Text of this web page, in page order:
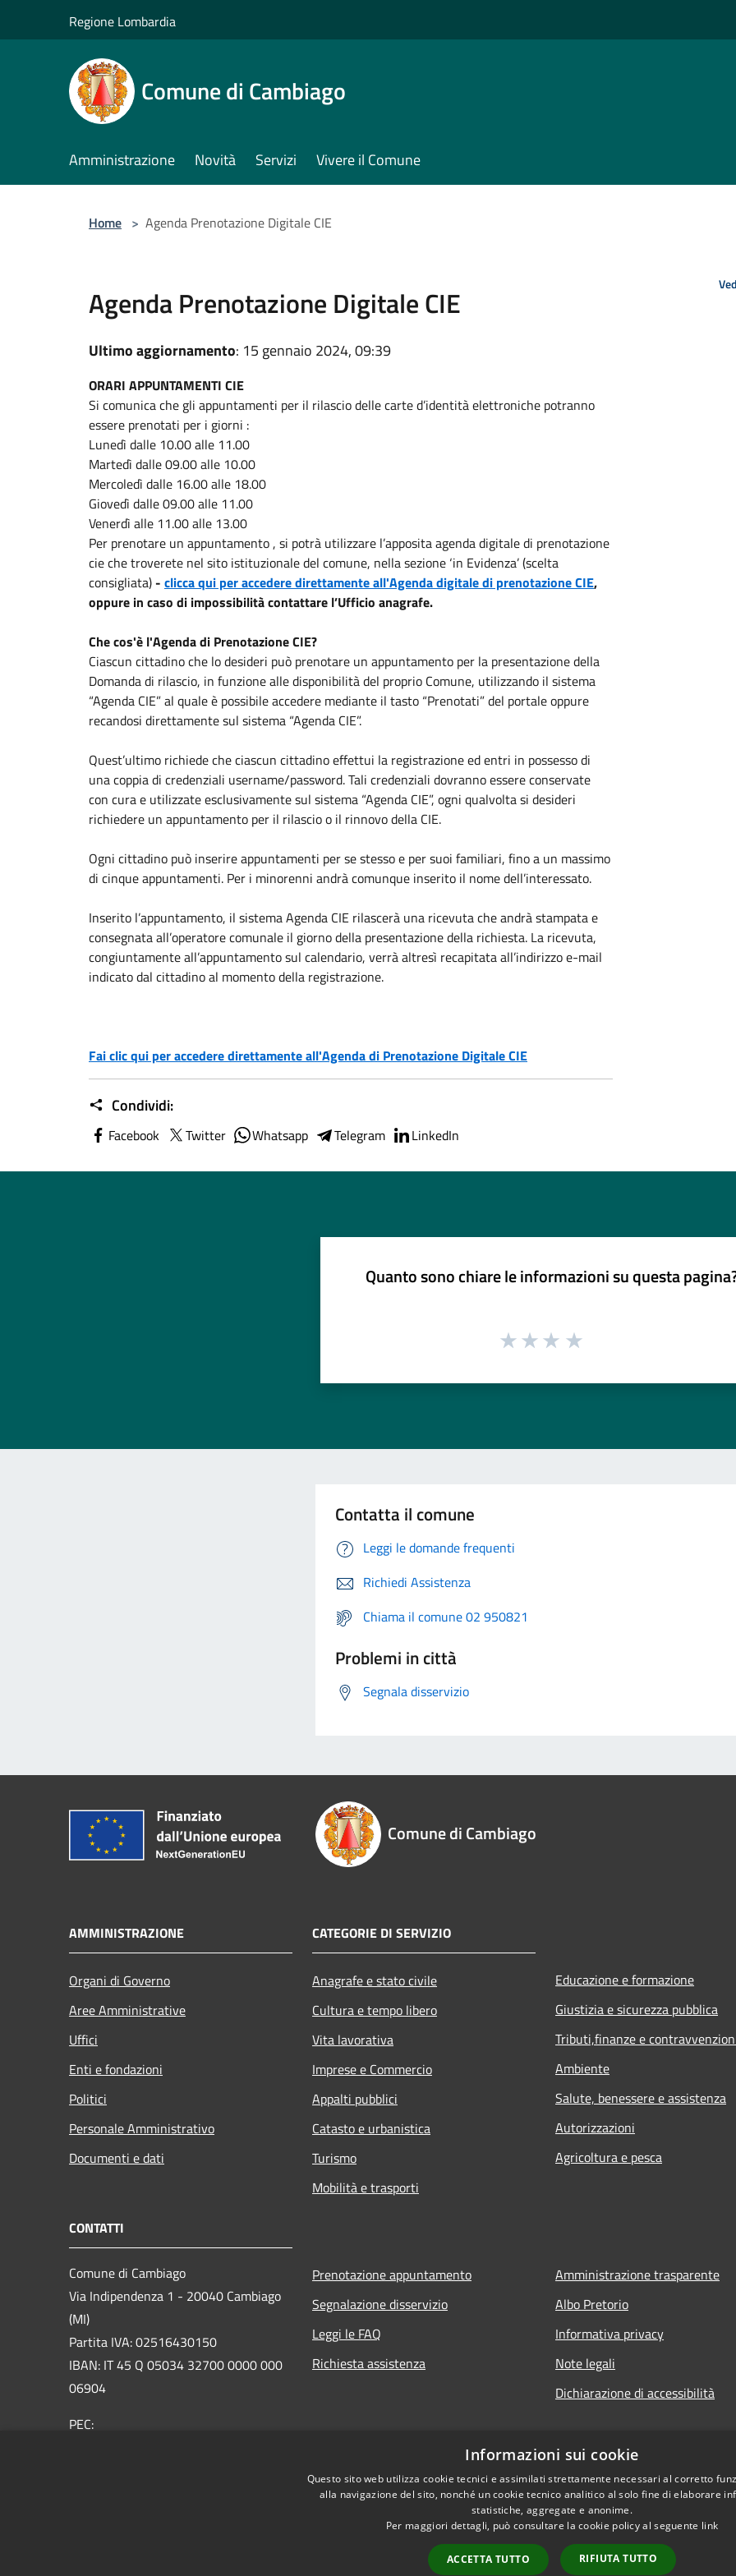
Regione Lombardia
Comune di Cambiago
Amministrazione Novità Servizi Vivere il Comune
Home > Agenda Prenotazione Digitale CIE
Agenda Prenotazione Digitale CIE
Ultimo aggiornamento: 15 gennaio 2024, 09:39
ORARI APPUNTAMENTI CIE
Si comunica che gli appuntamenti per il rilascio delle carte d’identità elettroniche potranno
essere prenotati per i giorni :
Lunedì dalle 10.00 alle 11.00
Martedì dalle 09.00 alle 10.00
Mercoledì dalle 16.00 alle 18.00
Giovedì dalle 09.00 alle 11.00
Venerdì alle 11.00 alle 13.00
Per prenotare un appuntamento , si potrà utilizzare l’apposita agenda digitale di prenotazione
cie che troverete nel sito istituzionale del comune, nella sezione ‘in Evidenza’ (scelta
consigliata)- clicca qui per accedere direttamente all'Agenda digitale di prenotazione CIE,
oppure in caso di impossibilità contattare l’Ufficio anagrafe.
Che cos'è l'Agenda di Prenotazione CIE?
Ciascun cittadino che lo desideri può prenotare un appuntamento per la presentazione della
Domanda di rilascio, in funzione alle disponibilità del proprio Comune, utilizzando il sistema
“Agenda CIE” al quale è possibile accedere mediante il tasto “Prenotati” del portale oppure
recandosi direttamente sul sistema “Agenda CIE”.
Quest’ultimo richiede che ciascun cittadino effettui la registrazione ed entri in possesso di
una coppia di credenziali username/password. Tali credenziali dovranno essere conservate
con cura e utilizzate esclusivamente sul sistema “Agenda CIE”, ogni qualvolta si desideri
richiedere un appuntamento per il rilascio o il rinnovo della CIE.
Ogni cittadino può inserire appuntamenti per se stesso e per suoi familiari, fino a un massimo
di cinque appuntamenti. Per i minorenni andrà comunque inserito il nome dell’interessato.
Inserito l’appuntamento, il sistema Agenda CIE rilascerà una ricevuta che andrà stampata e
consegnata all’operatore comunale il giorno della presentazione della richiesta. La ricevuta,
congiuntamente all’appuntamento sul calendario, verrà altresì recapitata all’indirizzo e-mail
indicato dal cittadino al momento della registrazione.
Fai clic qui per accedere direttamente all'Agenda di Prenotazione Digitale CIE
Condividi:
Facebook Twitter Whatsapp Telegram LinkedIn
Quanto sono chiare le informazioni su questa
Contatta il comune
Leggi le domande frequenti
Richiedi Assistenza
Chiama il comune 02 950821
Problemi in città
Segnala disservizio
Comune di Cambiago
AMMINISTRAZIONE
Organi di Governo
Aree Amministrative
Uffici
Enti e fondazioni
Politici
Personale Amministrativo
Documenti e dati
CATEGORIE DI SERVIZIO
Anagrafe e stato civile
Cultura e tempo libero
Vita lavorativa
Imprese e Commercio
Appalti pubblici
Catasto e urbanistica
Turismo
Mobilità e trasporti
Educazione e formazione
Giustizia e sicurezza pubblica
Tributi,finanze e
Ambiente
Salute, benessere e assistenza
Autorizzazioni
Agricoltura e pesca
CONTATTI
Comune di Cambiago
Via Indipendenza 1 - 20040 Cambiago
(MI)
Partita IVA: 02516430150
IBAN: IT 45 Q 05034 32700 0000 000
06904
PEC:
Prenotazione appuntamento
Segnalazione disservizio
Leggi le FAQ
Richiesta assistenza
Amministrazione trasparente
Albo Pretorio
Informativa privacy
Note legali
Dichiarazione di accessibilità
Informazioni sui cookie
Questo sito web utilizza cookie tecnici e assimilati strettamente necessari al corretto
alla navigazione del sito, nonché un cookie tecnico analitico al solo fine di elaborare
statistiche, aggregate e anonime.
Per maggiori dettagli, può consultare la cookie policy al seguente link
ACCETTA TUTTO RIFIUTA TUTTO